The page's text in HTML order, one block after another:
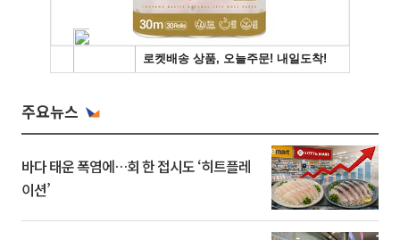
주요뉴스
바다 태운 폭염에…회 한 접시도 ‘히트플레
이션’